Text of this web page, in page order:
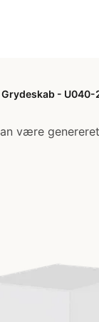
Grydeskab - U040-
være